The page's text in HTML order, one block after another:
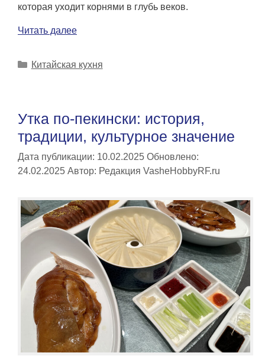
которая уходит корнями в глубь веков.
Читать далее
Рубрики
Китайская кухня
Утка по-пекински: история,
традиции, культурное значение
Дата публикации: 10.02.2025 Обновлено:
24.02.2025 Автор: Редакция VasheHobbyRF.ru